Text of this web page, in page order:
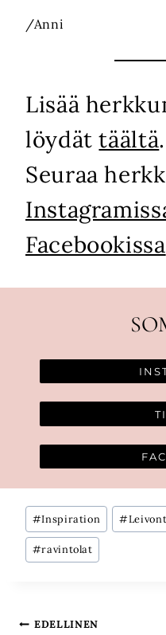
/Anni
Lisää
löydättäältä.
Seuraa
Facebookissa
Avainsanat:
#Inspiration #
#ravintolat
EDELLINEN